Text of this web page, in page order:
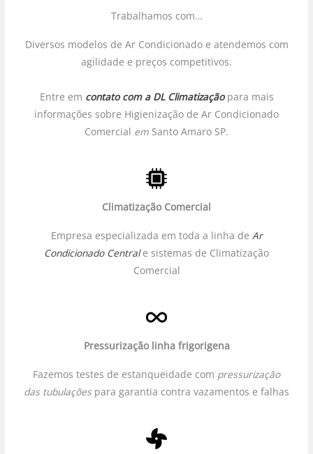
Trabalhamos com…
Diversos modelos de Ar Condicionado e atendemos com
agilidade e preços competitivos.
Entre em contato com a DL Climatizaçãopara mais
informações sobre Higienização de Ar Condicionado
Comercial em Santo Amaro SP.
Climatização Comercial
Empresa especializada em toda a linha de Ar
Condicionado Centrale sistemas de Climatização
Comercial
Pressurização linha frigorigena
Fazemos testes de estanqueidade com pressurização
das tubulaçõespara garantia contra vazamentos e falhas